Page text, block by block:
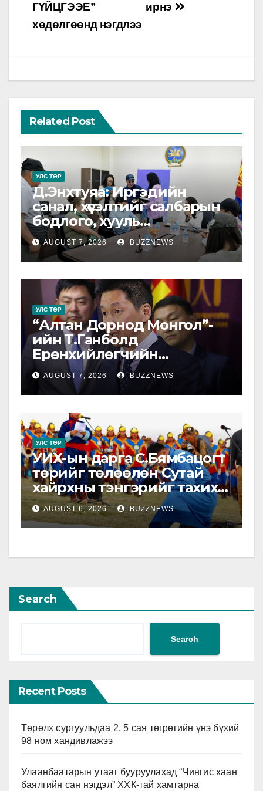
ирнэ
ГҮЙЦГЭЭЕ”
хөдөлгөөнд нэгдлээ
Related Post
УЛС ТӨР
Д.Энхтуяа: Иргэдийн
санал, хүсэлтийг салбарын
бодлого, хууль
тогтоомжид тусган бодит
шийдэлд хүргэхийн төлөө
ажиллана
AUGUST 7, 2026 BUZZNEWS
УЛС ТӨР
“Алтан Дорнод Монгол”-
ийн Т.Ганболд
Ерөнхийлөгчийн
сонгуульд нэр дэвшихээ
илэрхийлэв.
AUGUST 7, 2026 BUZZNEWS
УЛС ТӨР
УИХ-ын дарга С.Бямбацогт
төрийг төлөөлөн Сутай
хайрхны тэнгэрийг тахих
төрийн тахилгад
оролцлоо
AUGUST 6, 2026 BUZZNEWS
Search
Search
Recent Posts
Төрөлх сургуульдаа 2, 5 сая төгрөгийн үнэ бүхий
98 ном хандивлажээ
Улаанбаатарын утааг бууруулахад “Чингис хаан
баялгийн сан нэгдэл” ХХК-тай хамтарна